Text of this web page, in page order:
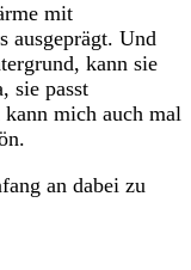
mit
ausgeprägt. Und
kann sie
sie passt
mich auch mal
an dabei zu